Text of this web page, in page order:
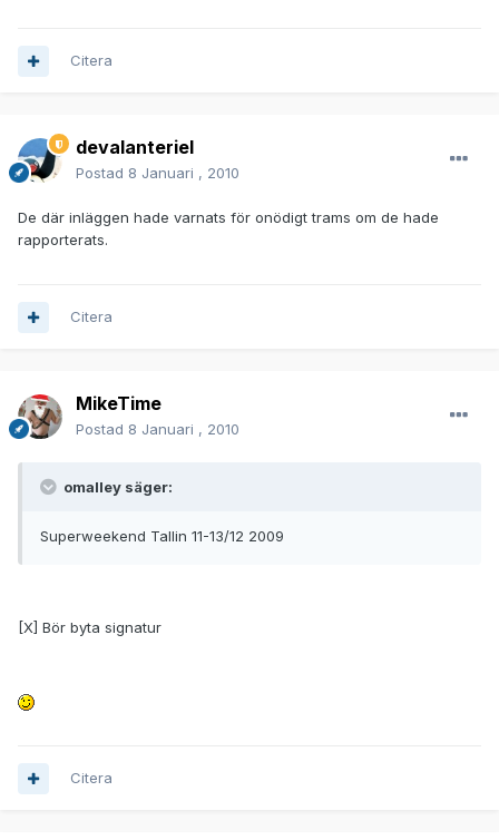
Citera
devalanteriel
Postad 8 Januari , 2010
De där inläggen hade varnats för onödigt trams om de hade
rapporterats.
Citera
MikeTime
Postad 8 Januari , 2010
omalley säger:
Superweekend Tallin 11-13/12 2009
[X] Bör byta signatur
Citera